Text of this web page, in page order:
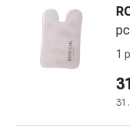
della1